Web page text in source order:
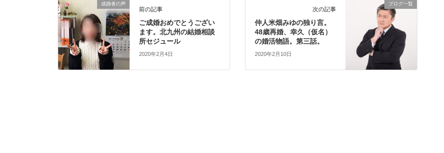
成婚者の声
前の記事
ご成婚おめでとうござい
ます。北九州の結婚相談
所セジュール
2020年2月4日
ブログ一覧
次の記事
仲人米畑みゆの独り言。
48歳再婚、幸久（仮名）
の婚活物語。第三話。
2020年2月10日